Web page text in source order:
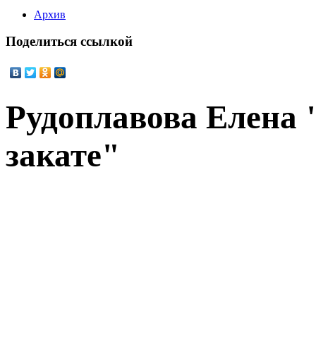
Архив
Поделиться ссылкой
Рудоплавова
закате"